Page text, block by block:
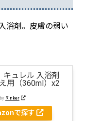
浴剤。皮膚の弱い
キュレル 入浴剤
用（360ml）x2
Rinker
で探す